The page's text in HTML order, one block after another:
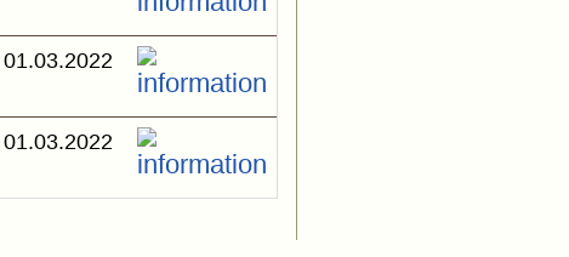
01.03.2022
01.03.2022